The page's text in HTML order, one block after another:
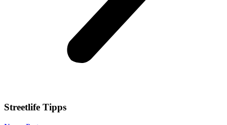
Streetlife Tipps